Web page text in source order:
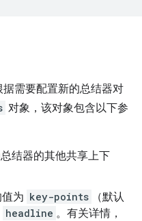
需要配置新的总结器对
对象，该对象包含以下参
总结器的其他共享上下
为 key-points
（默认
headline 。有关详情，